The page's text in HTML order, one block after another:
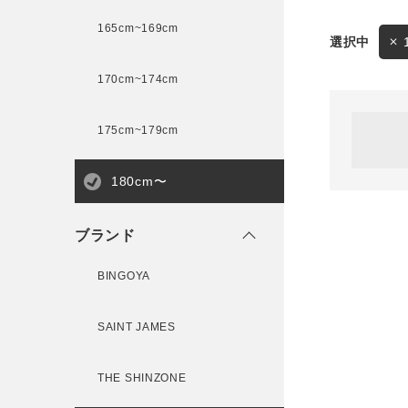
ログイン / マイページ
新規会員登録
ブランド
165cm~169cm
170cm~174cm
175cm~179cm
180cm〜
ブランド
BINGOYA
SAINT JAMES
THE SHINZONE